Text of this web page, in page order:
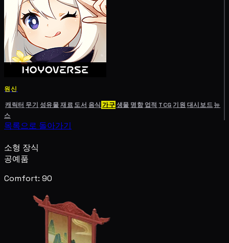
원신
캐릭터 무기 성유물재료도서 음식 가구생물 명함 업적 TCG기원 대시보드뉴
스
목록으로 돌아가기
소형 장식
공예품
Comfort: 90